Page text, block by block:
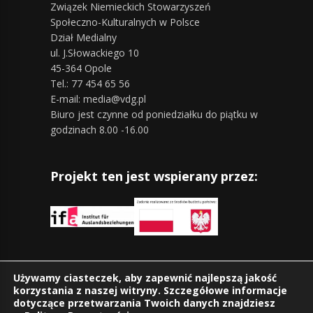
Związek Niemieckich Stowarzyszeń
Społeczno-Kulturalnych w Polsce
Dział Medialny
ul. J.Słowackiego 10
45-364 Opole
Tel.: 77 454 65 56
E-mail: media@vdg.pl
Biuro jest czynne od poniedziałku do piątku w
godzinach 8.00 -16.00
Projekt ten jest wspierany przez:
Znajdziesz nas również na:
Używamy ciasteczek, aby zapewnić najlepszą jakość
korzystania z naszej witryny. Szczegółowe informacje
dotyczące przetwarzania Twoich danych znajdziesz